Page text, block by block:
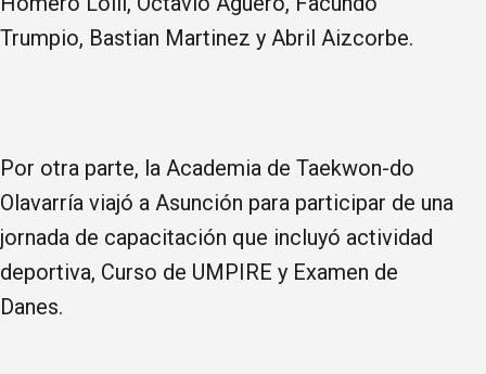
Trumpio, Bastian Martinez y Abril Aizcorbe.
Por otra parte, la Academia de Taekwon-do
Olavarría viajó a Asunción para participar de una
jornada de capacitación que incluyó actividad
deportiva, Curso de UMPIRE y Examen de
Danes.